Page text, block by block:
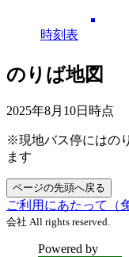
時刻表
のりば地図
2025年8月10日 時点
※現地バス停にはの
ます
ページの先頭へ戻る
ご利用にあたって（
会社 All rights reserved.
Powered by